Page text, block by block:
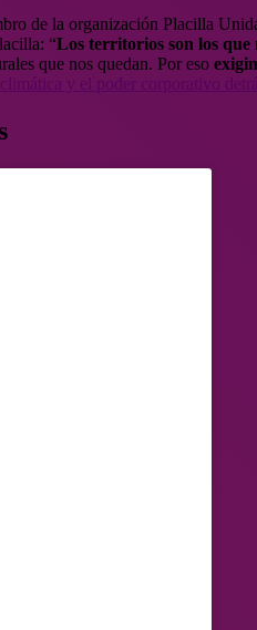
de la organización Placilla
“Los territorios son los que
que nos quedan. Por eso